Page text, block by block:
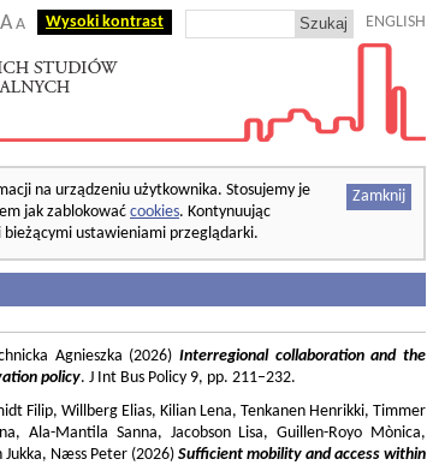
A A Wysoki kontrast ENGLISH
Zamknij
na urządzeniu użytkownika. Stosujemy je
jak zablokowaćcookies. Kontynuując
bieżącymi ustawieniami przeglądarki.
Agnieszka (2026) Interregional collaboration and the
policy. J Int Bus Policy 9, pp. 211–232.
Filip, Willberg Elias, Kilian Lena, Tenkanen Henrikki, Timmer
Ala-Mantila Sanna, Jacobson Lisa, Guillen-Royo Mònica,
Næss Peter (2026) Sufficient mobility and access within